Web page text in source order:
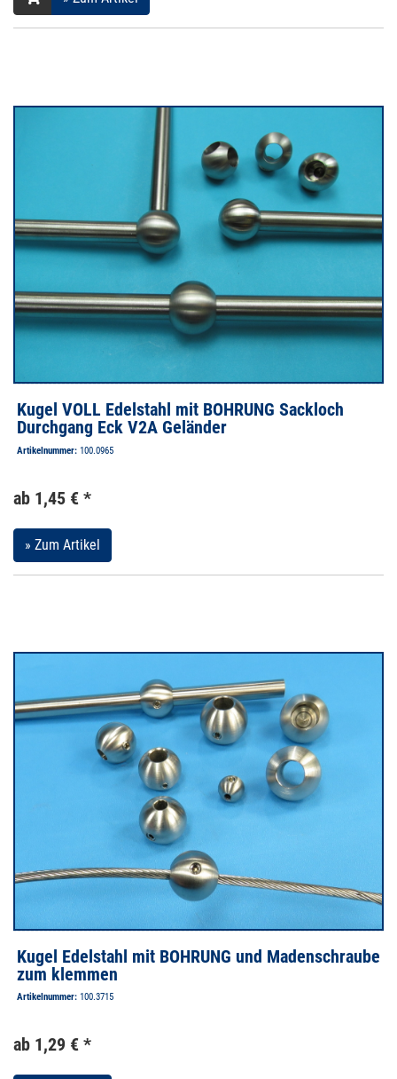
Kugel VOLL Edelstahl mit BOHRUNG Sackloch
Durchgang Eck V2A Geländer
Artikelnummer: 100.0965
ab 1,45 € *
» Zum Artikel
Kugel Edelstahl mit BOHRUNG und Madenschraube
zum klemmen
Artikelnummer: 100.3715
ab 1,29 € *